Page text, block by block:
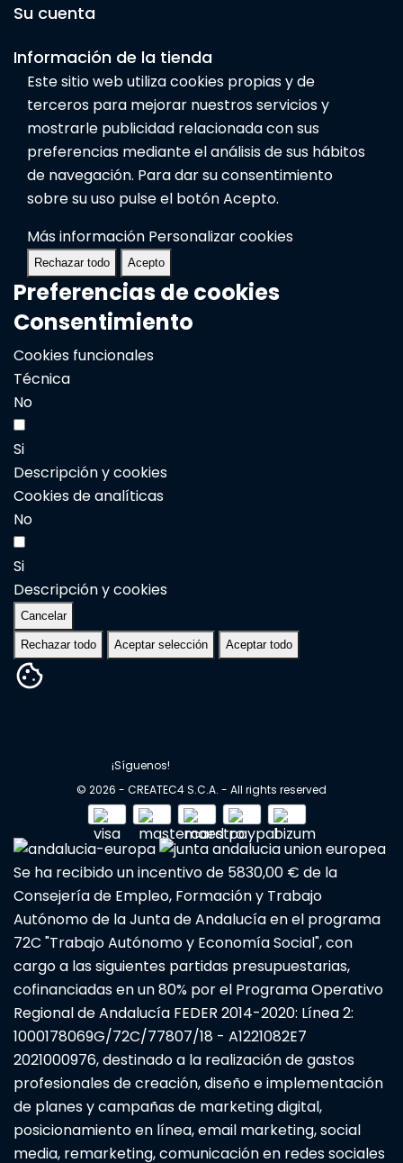
Su cuenta
Información de la tienda
Este sitio web utiliza cookies propias y de
terceros para mejorar nuestros servicios y
mostrarle publicidad relacionada con sus
preferencias mediante el análisis de sus hábitos
de navegación. Para dar su consentimiento
sobre su uso pulse el botón Acepto.
Más información Personalizar cookies
Rechazar todo Acepto
Preferencias de cookies
Consentimiento
Cookies funcionales
Técnica
No
Si
Descripción y cookies
Cookies de analíticas
No
Si
Descripción y cookies
Cancelar
Rechazar todo Aceptar selección Aceptar todo
© 2026 - CREATEC4 S.C.A. - All rights reserved
¡Síguenos!
Se ha recibido un incentivo de 5830,00 € de la
Consejería de Empleo, Formación y Trabajo
Autónomo de la Junta de Andalucía en el programa
72C "Trabajo Autónomo y Economía Social", con
cargo a las siguientes partidas presupuestarias,
cofinanciadas en un 80% por el Programa Operativo
Regional de Andalucía FEDER 2014-2020: Línea 2:
1000178069G/72C/77807/18 - A1221082E7
2021000976, destinado a la realización de gastos
profesionales de creación, diseño e implementación
de planes y campañas de marketing digital,
posicionamiento en línea, email marketing, social
media, remarketing, comunicación en redes sociales